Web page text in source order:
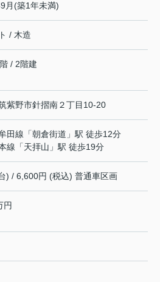
月(築1年未満)
/ 木造
/ 2階建
紫野市針摺南２丁目10-20
田線 「朝倉街道 」駅 徒歩12分
線 「天拝山 」駅 徒歩19分
) / 6,600円 (税込) 普通車区画
円